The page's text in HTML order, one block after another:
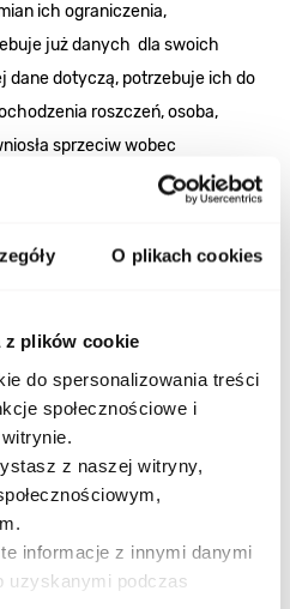
O plikach cookies
z plików cookie
do spersonalizowania treści
społecznościowe i
z naszej witryny,
informacje z innymi danymi
uzyskanymi podczas
ich ograniczenia,
już danych dla swoich
dane dotyczą, potrzebuje ich do
roszczeń, osoba,
sprzeciw wobec
do czasu ustalenia, czy
wobec podstawy
w dowolnym momencie.
pobierał następujące
adres do wysyłki, nr
nie będą podlegały
lub jego nick deklarowany w
na profilu, o którym